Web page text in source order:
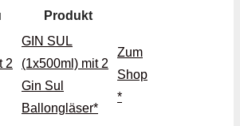
Produkt
GIN SUL
(1x500ml) mit 2
Gin Sul
Ballongläser*
Zum
Shop
*